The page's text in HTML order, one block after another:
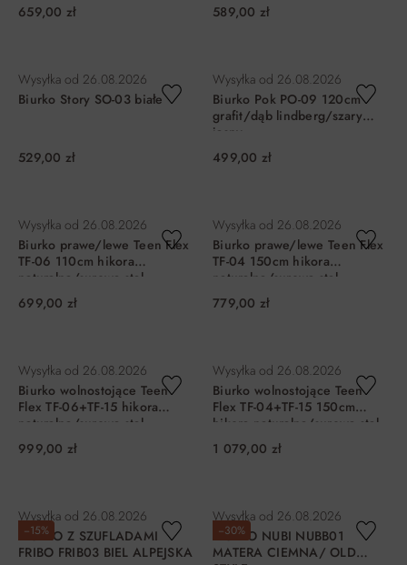
659,00 zł 589,00 zł
Wysyłka od 26.08.2026
Biurko Story SO-03 białe
529,00 zł
Wysyłka od 26.08.2026
Biurko Pok PO-09 120cm
grafit/dąb lindberg/szary
jasny
499,00 zł
Wysyłka od 26.08.2026
Biurko prawe/lewe Teen Flex
TF-06 110cm hikora
naturalna/surowa stal
699,00 zł
Wysyłka od 26.08.2026
Biurko prawe/lewe Teen Flex
TF-04 150cm hikora
naturalna/surowa stal
779,00 zł
Wysyłka od 26.08.2026
Biurko wolnostojące Teen
Flex TF-06+TF-15 hikora
naturalna/surowa stal
999,00 zł
Wysyłka od 26.08.2026
Biurko wolnostojące Teen
Flex TF-04+TF-15 150cm
hikora naturalna/surowa stal
1 079,00 zł
−15%
Wysyłka od 26.08.2026
BIURKO Z SZUFLADAMI
FRIBO FRIB03 BIEL ALPEJSKA
−30%
Wysyłka od 26.08.2026
BIURKO NUBI NUBB01
MATERA CIEMNA/ OLD